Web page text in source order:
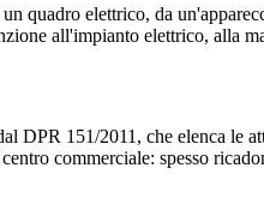
elettrico, da
all'impianto elettrico, alla
151/2011, che elenca le
commerciale: spesso